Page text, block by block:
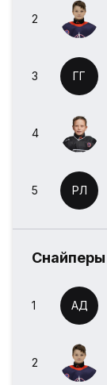
2
3 ГГ
4
5 РЛ
Снайперы
1 АД
2